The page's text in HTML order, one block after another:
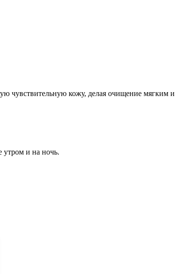
чувствительную кожу, делая очищение мягким и
утром и на ночь.